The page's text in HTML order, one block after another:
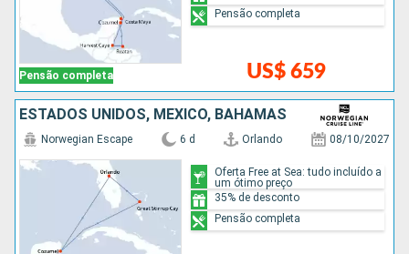
Pensão completa US$ 659
Pensão completa
ESTADOS UNIDOS, MÉXICO, BAHAMAS
Norwegian Escape 6 d Orlando 08/10/2027
Oferta Free at Sea: tudo incluído a
um ótimo preço
35% de desconto
Pensão completa